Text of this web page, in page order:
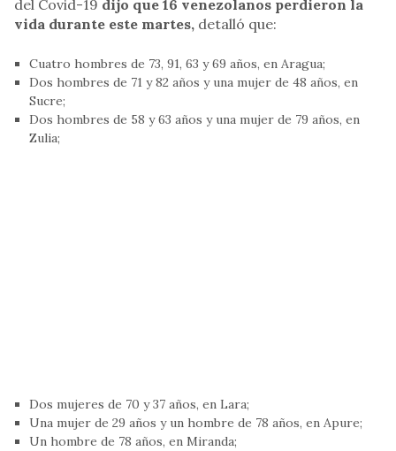
del Covid-19 dijo que 16 venezolanos perdieron la
vida durante este martes, detalló que:
Cuatro hombres de 73, 91, 63 y 69 años, en Aragua;
Dos hombres de 71 y 82 años y una mujer de 48 años, en
Sucre;
Dos hombres de 58 y 63 años y una mujer de 79 años, en
Zulia;
Dos mujeres de 70 y 37 años, en Lara;
Una mujer de 29 años y un hombre de 78 años, en Apure;
Un hombre de 78 años, en Miranda;